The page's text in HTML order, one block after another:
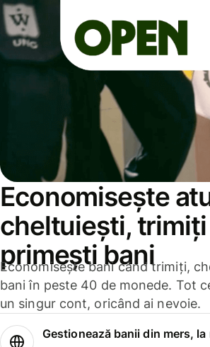
Economisește
cheltuiești,
primești bani
Economisește bani când trimiți,
bani în peste 40 de monede. Tot
un singur cont, oricând ai nevoie.
Gestionează banii din mers, la